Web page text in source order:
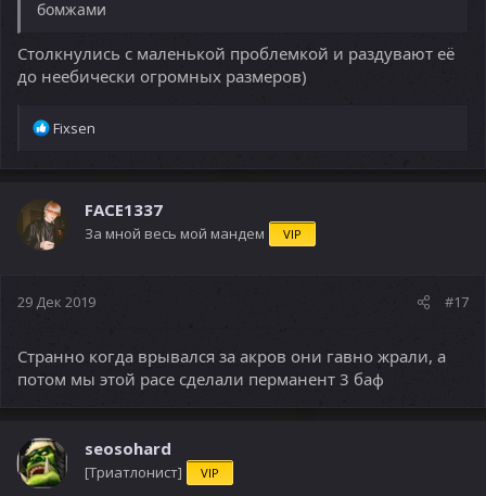
бомжами
Столкнулись с маленькой проблемкой и раздувают её
до неебически огромных размеров)
Р
а
ц
и
и
Fixsen
FACE1337
За мной весь мой мандем VIP
29 Дек 2019 #17
Странно когда врывался за акров они гавно жрали, а
потом мы этой расе сделали перманент 3 баф
seosohard
[Триатлонист] VIP